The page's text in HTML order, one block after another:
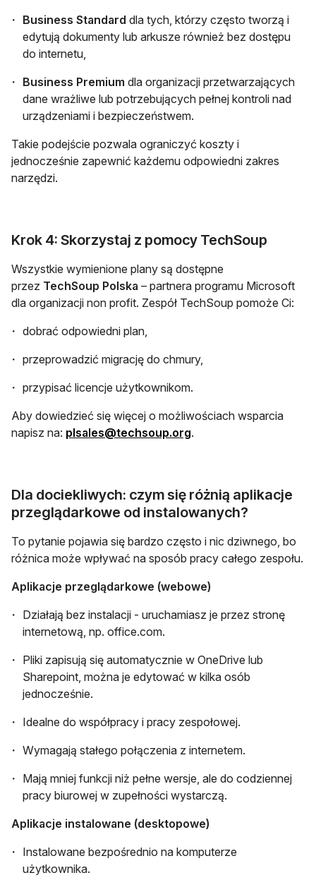
Business Standard dla tych, którzy często tworzą i
edytują dokumenty lub arkusze również bez dostępu
do internetu,
Business Premium dla organizacji przetwarzających
dane wrażliwe lub potrzebujących pełnej kontroli nad
urządzeniami i bezpieczeństwem.
Takie podejście pozwala ograniczyć koszty i
jednocześnie zapewnić każdemu odpowiedni zakres
narzędzi.
Krok 4: Skorzystaj z pomocy TechSoup
Wszystkie wymienione plany są dostępne
przez TechSoup Polska – partnera programu Microsoft
dla organizacji non profit. Zespół TechSoup pomoże Ci:
dobrać odpowiedni plan,
przeprowadzić migrację do chmury,
przypisać licencje użytkownikom.
Aby dowiedzieć się więcej o możliwościach wsparcia
napisz na: plsales@techsoup.orgotwiera się w nowej
.
Dla dociekliwych: czym się różnią aplikacje
przeglądarkowe od instalowanych?
To pytanie pojawia się bardzo często i nic dziwnego, bo
różnica może wpływać na sposób pracy całego zespołu.
Aplikacje przeglądarkowe (webowe)
Działają bez instalacji - uruchamiasz je przez stronę
internetową, np. office.com.
Pliki zapisują się automatycznie w OneDrive lub
Sharepoint, można je edytować w kilka osób
jednocześnie.
Idealne do współpracy i pracy zespołowej.
Wymagają stałego połączenia z internetem.
Mają mniej funkcji niż pełne wersje, ale do codziennej
pracy biurowej w zupełności wystarczą.
Aplikacje instalowane (desktopowe)
Instalowane bezpośrednio na komputerze
użytkownika.